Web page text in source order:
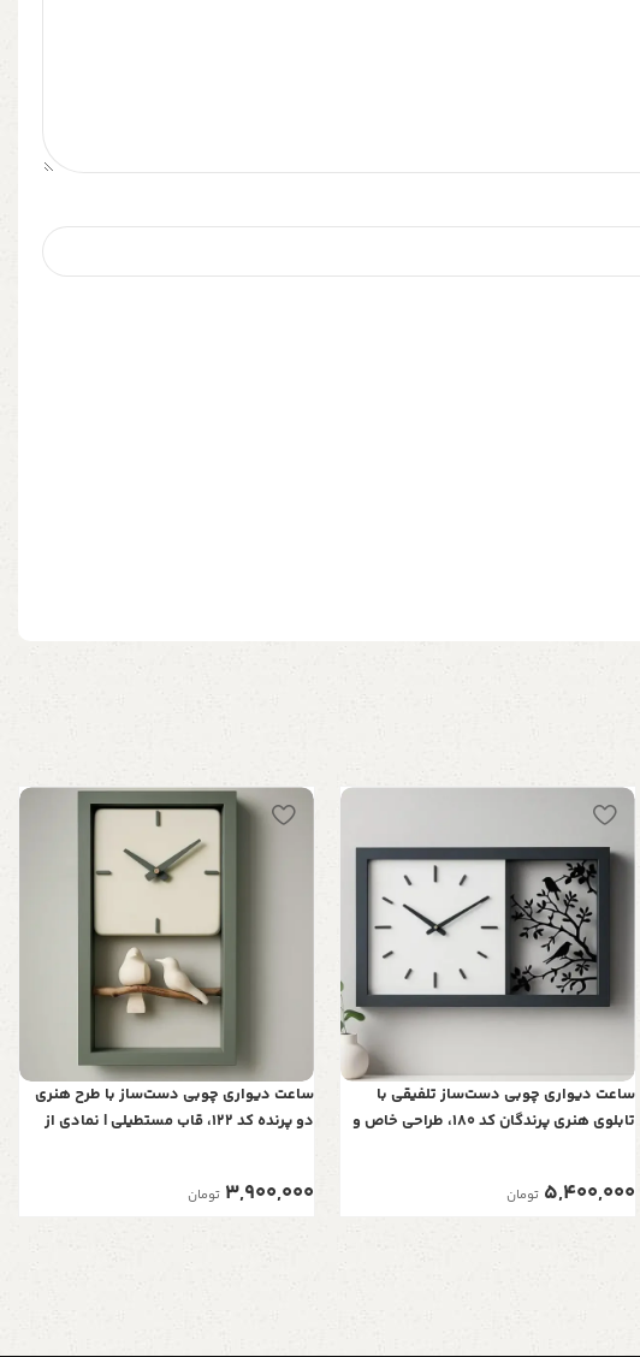
ساعت دیواری چوبی دست‌ساز تلفیقی با
تابلوی هنری پرندگان کد 180، طراحی خاص و
5,400,000 تومان
ساعت دیواری چوبی دست‌ساز با طرح هنری
دو پرنده کد 122، قاب مستطیلی | نمادی از
3,900,000 تومان